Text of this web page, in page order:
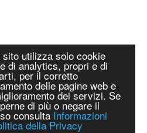
sito utilizza solo cookie
di analytics, propri e di
per il corretto
delle pagine web e
dei servizi. Se
di più o negare il
consulta Informazioni
della Privacy